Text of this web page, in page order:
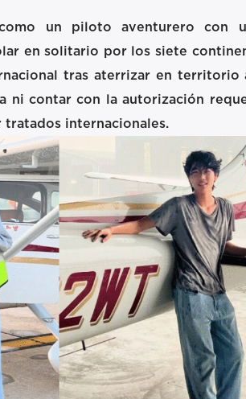
un piloto aventurero con
en solitario por los siete
tras aterrizar en territorio
ni contar con la autorización
internacionales.